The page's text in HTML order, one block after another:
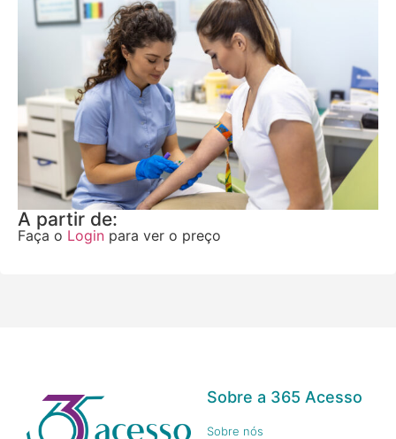
A partir de:
Faça o Login para ver o preço
Sobre a 365 Acesso
Sobre nós